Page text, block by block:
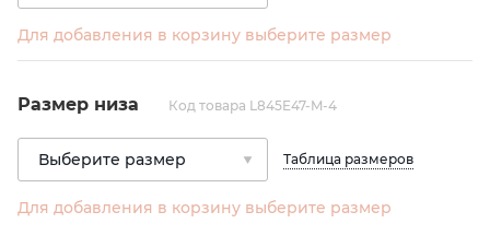
Для добавления в корзину выберите размер
Размер низа Код товара L845E47-M-4
Таблица размеров
Для добавления в корзину выберите размер